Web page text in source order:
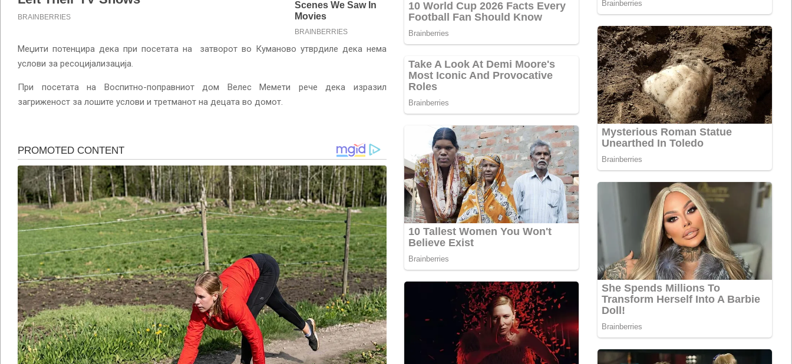
Меџити потенцира дека при посетата на затворот во Куманово утврдиле дека нема
услови за ресоцијализација.
При посетата на Воспитно-поправниот дом Велес Мемети рече дека изразил
загриженост за лошите услови и третманот на децата во домот.